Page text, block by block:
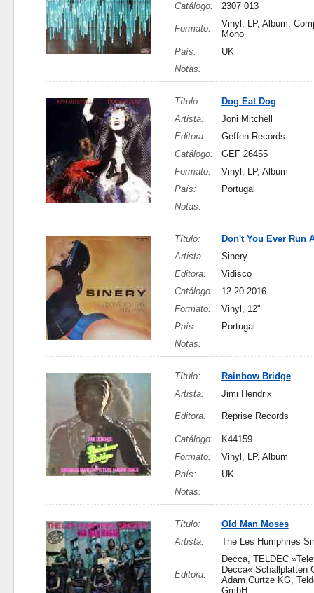
Catálogo:
2307 013
Formato:
Vinyl, LP, Album,
Mono
País:
UK
Notas:
Título:
Dog Eat Dog
Artista:
Joni Mitchell
Editora:
Geffen Records
Catálogo:
GEF 26455
Formato:
Vinyl, LP, Album
País:
Portugal
Notas:
Título:
Don't You Ever Run
Artista:
Sinery
Editora:
Vidisco
Catálogo:
12.20.2016
Formato:
Vinyl, 12"
País:
Portugal
Notas:
Título:
Rainbow Bridge
Artista:
Jimi Hendrix
Editora: Reprise Records
Catálogo:
K44159
Formato:
Vinyl, LP, Album
País:
UK
Notas:
Título:
Old Man Moses
Artista:
The Les Humphries
Editora:
Decca, TELDEC
Decca« Schallplatten
Adam Curtze KG,
GmbH